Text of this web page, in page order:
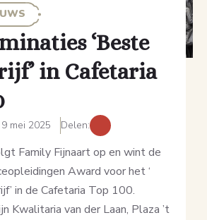
‘Beste
in Cafetaria
mei 2025 Delen:
Family Fijnaart op en wint de
Award voor het ‘
in de Cafetaria Top 100.
Kwalitaria van der Laan, Plaza ’t